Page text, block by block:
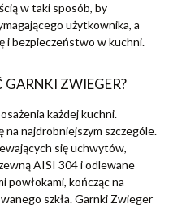
w taki sposób, by
użytkownika, a
i bezpieczeństwo w kuchni.
ZWIEGER?
każdej kuchni.
na najdrobniejszym szczególe.
się uchwytów,
AISI 304 i odlewane
powłokami, kończąc na
szkła. Garnki Zwieger